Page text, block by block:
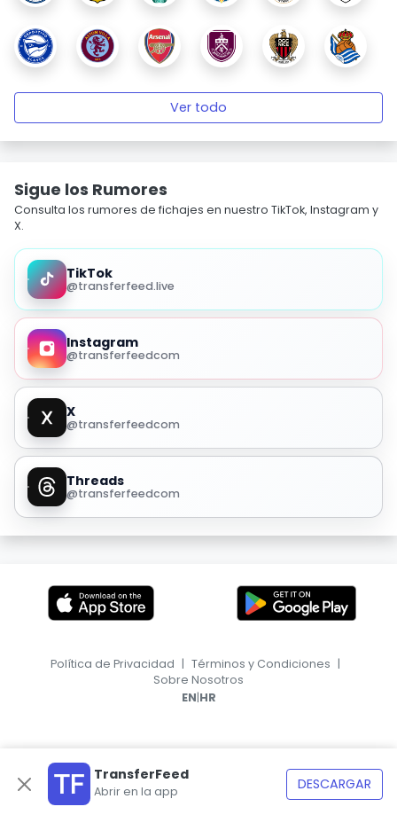
Ver todo
Sigue los Rumores
Consulta los rumores de fichajes en nuestro TikTok, Instagram y
X.
TikTok
@transferfeed.live
Instagram
@transferfeedcom
X
@transferfeedcom
Threads
@transferfeedcom
TransferFeed
Abrir en la app DESCARGAR
Política de Privacidad | Términos y Condiciones |
Sobre Nosotros
EN|HR